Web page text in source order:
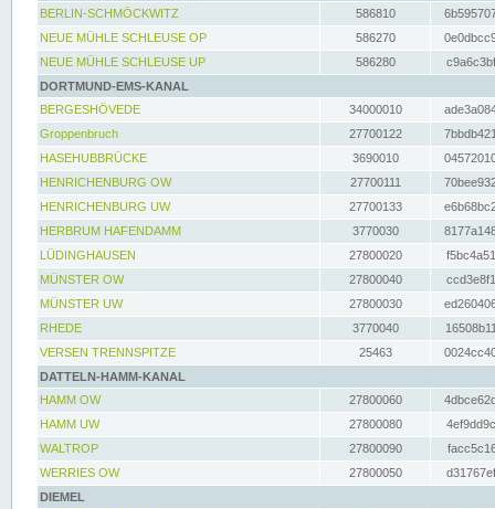
BERLIN-SCHMÖCKWITZ
586810
NEUE MÜHLE SCHLEUSE OP
586270
NEUE MÜHLE SCHLEUSE UP
586280
DORTMUND-EMS-KANAL
BERGESHÖVEDE
34000010
Groppenbruch
27700122
HASEHUBBRÜCKE
3690010
HENRICHENBURG OW
27700111
HENRICHENBURG UW
27700133
HERBRUM HAFENDAMM
3770030
LÜDINGHAUSEN
27800020
MÜNSTER OW
27800040
MÜNSTER UW
27800030
RHEDE
3770040
VERSEN TRENNSPITZE
25463
DATTELN-HAMM-KANAL
HAMM OW
27800060
HAMM UW
27800080
WALTROP
27800090
WERRIES OW
27800050
DIEMEL